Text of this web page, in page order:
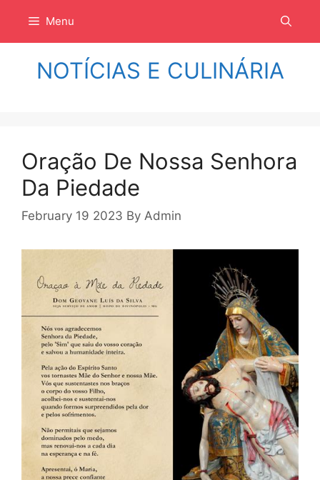
isi
Menu
NOTÍCIAS E CULINÁRIA
Oração De Nossa Senhora
Da Piedade
February 19 2023 By Admin